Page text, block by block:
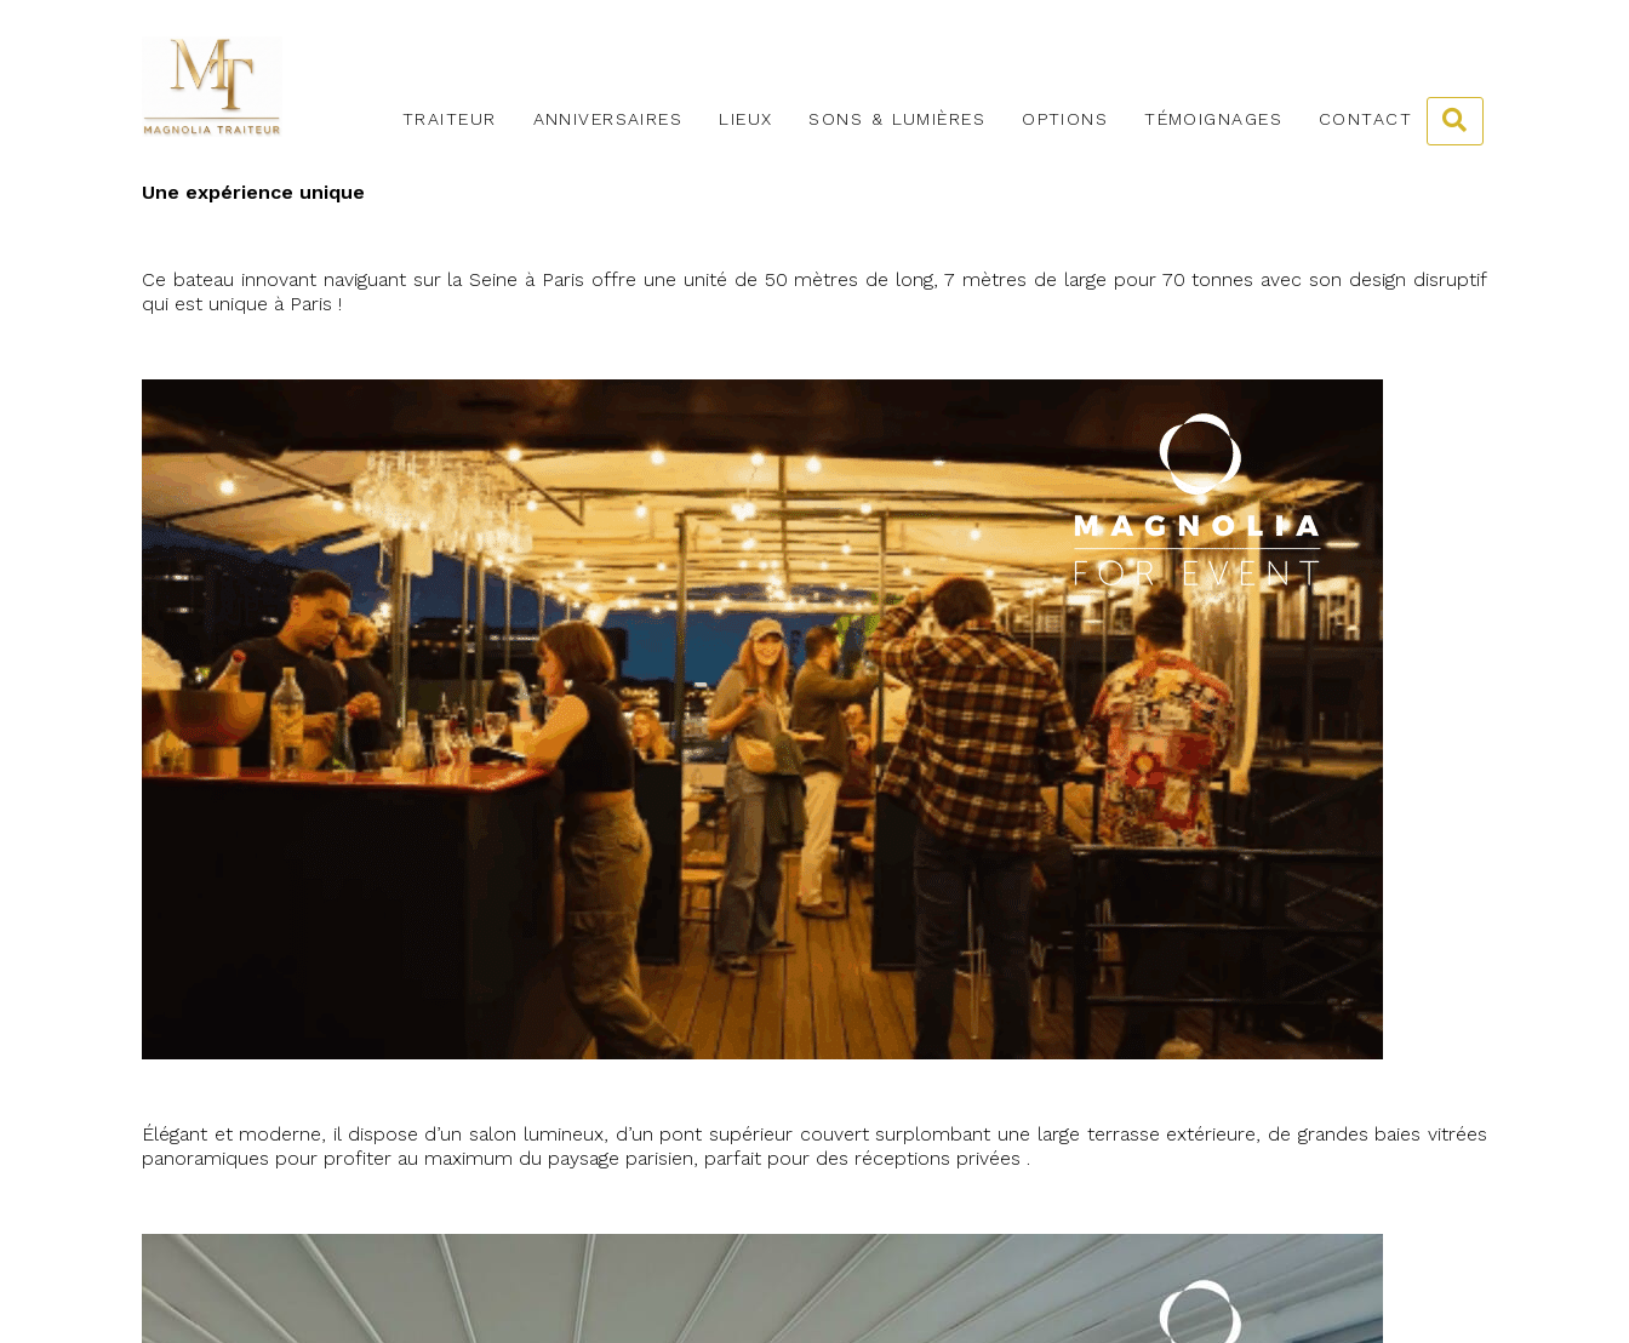
TRAITEUR ANNIVERSAIRES LIEUX SONS & LUMIÈRES OPTIONS TÉMOIGNAGES CONTACT
Une expérience unique
Ce bateau innovant naviguant sur la Seine à Paris offre une unité de 50 mètres de long, 7 mètres de large pour 70 tonnes avec son design disruptif
qui est unique à Paris !
Élégant et moderne, il dispose d’un salon lumineux, d’un pont supérieur couvert surplombant une large terrasse extérieure, de grandes baies vitrées
panoramiques pour profiter au maximum du paysage parisien, parfait pour des réceptions privées .